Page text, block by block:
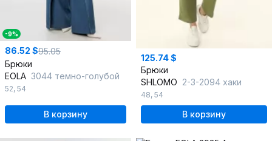
-9%
86.52 $95.05
Брюки
EOLA 3044 темно-голубой
52, 54
В корзину
125.74 $
Брюки
SHLOMO 2-3-2094 хаки
48, 54
В корзину